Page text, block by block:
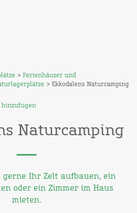
> Ferienhäuser und
> Ekkodalens Naturcamping
hinzufügen
Naturcamping
gerne Ihr Zelt aufbauen, ein
oder ein Zimmer im Haus
mieten.